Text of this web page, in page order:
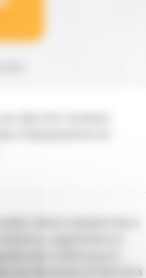
aide d’un montant
d’équipements de
doivent adapter leurs
engendrant un
alors même que la
de trésorerie du fait de la